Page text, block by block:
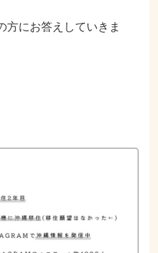
方にお答えしていきま